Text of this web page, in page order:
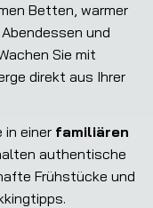
Betten, warmer
und
Sie mit
direkt aus Ihrer
in einer familiären
authentische
Frühstücke und